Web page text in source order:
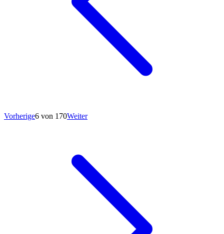
Vorherige6 von 170Weiter